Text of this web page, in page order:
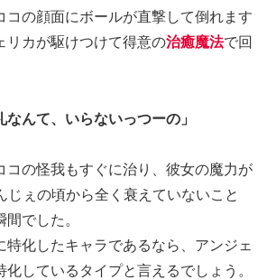
コの顔面にボールが直撃して倒れます
リカが駆けつけて得意の治癒魔法で回
んて、いらないっつーの」
コの怪我もすぐに治り、彼女の魔力が
じぇの頃から全く衰えていないこと
でした。
特化したキャラであるなら、アンジェ
化しているタイプと言えるでしょう。